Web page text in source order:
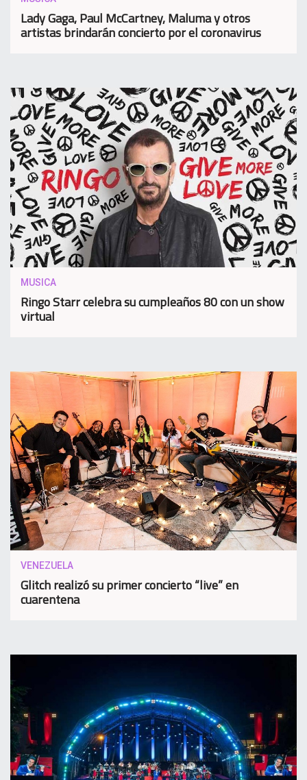
Lady Gaga, Paul McCartney, Maluma y otros
artistas brindarán concierto por el coronavirus
MUSICA
Ringo Starr celebra su cumpleaños 80 con un show
virtual
VENEZUELA
Glitch realizó su primer concierto “live” en
cuarentena